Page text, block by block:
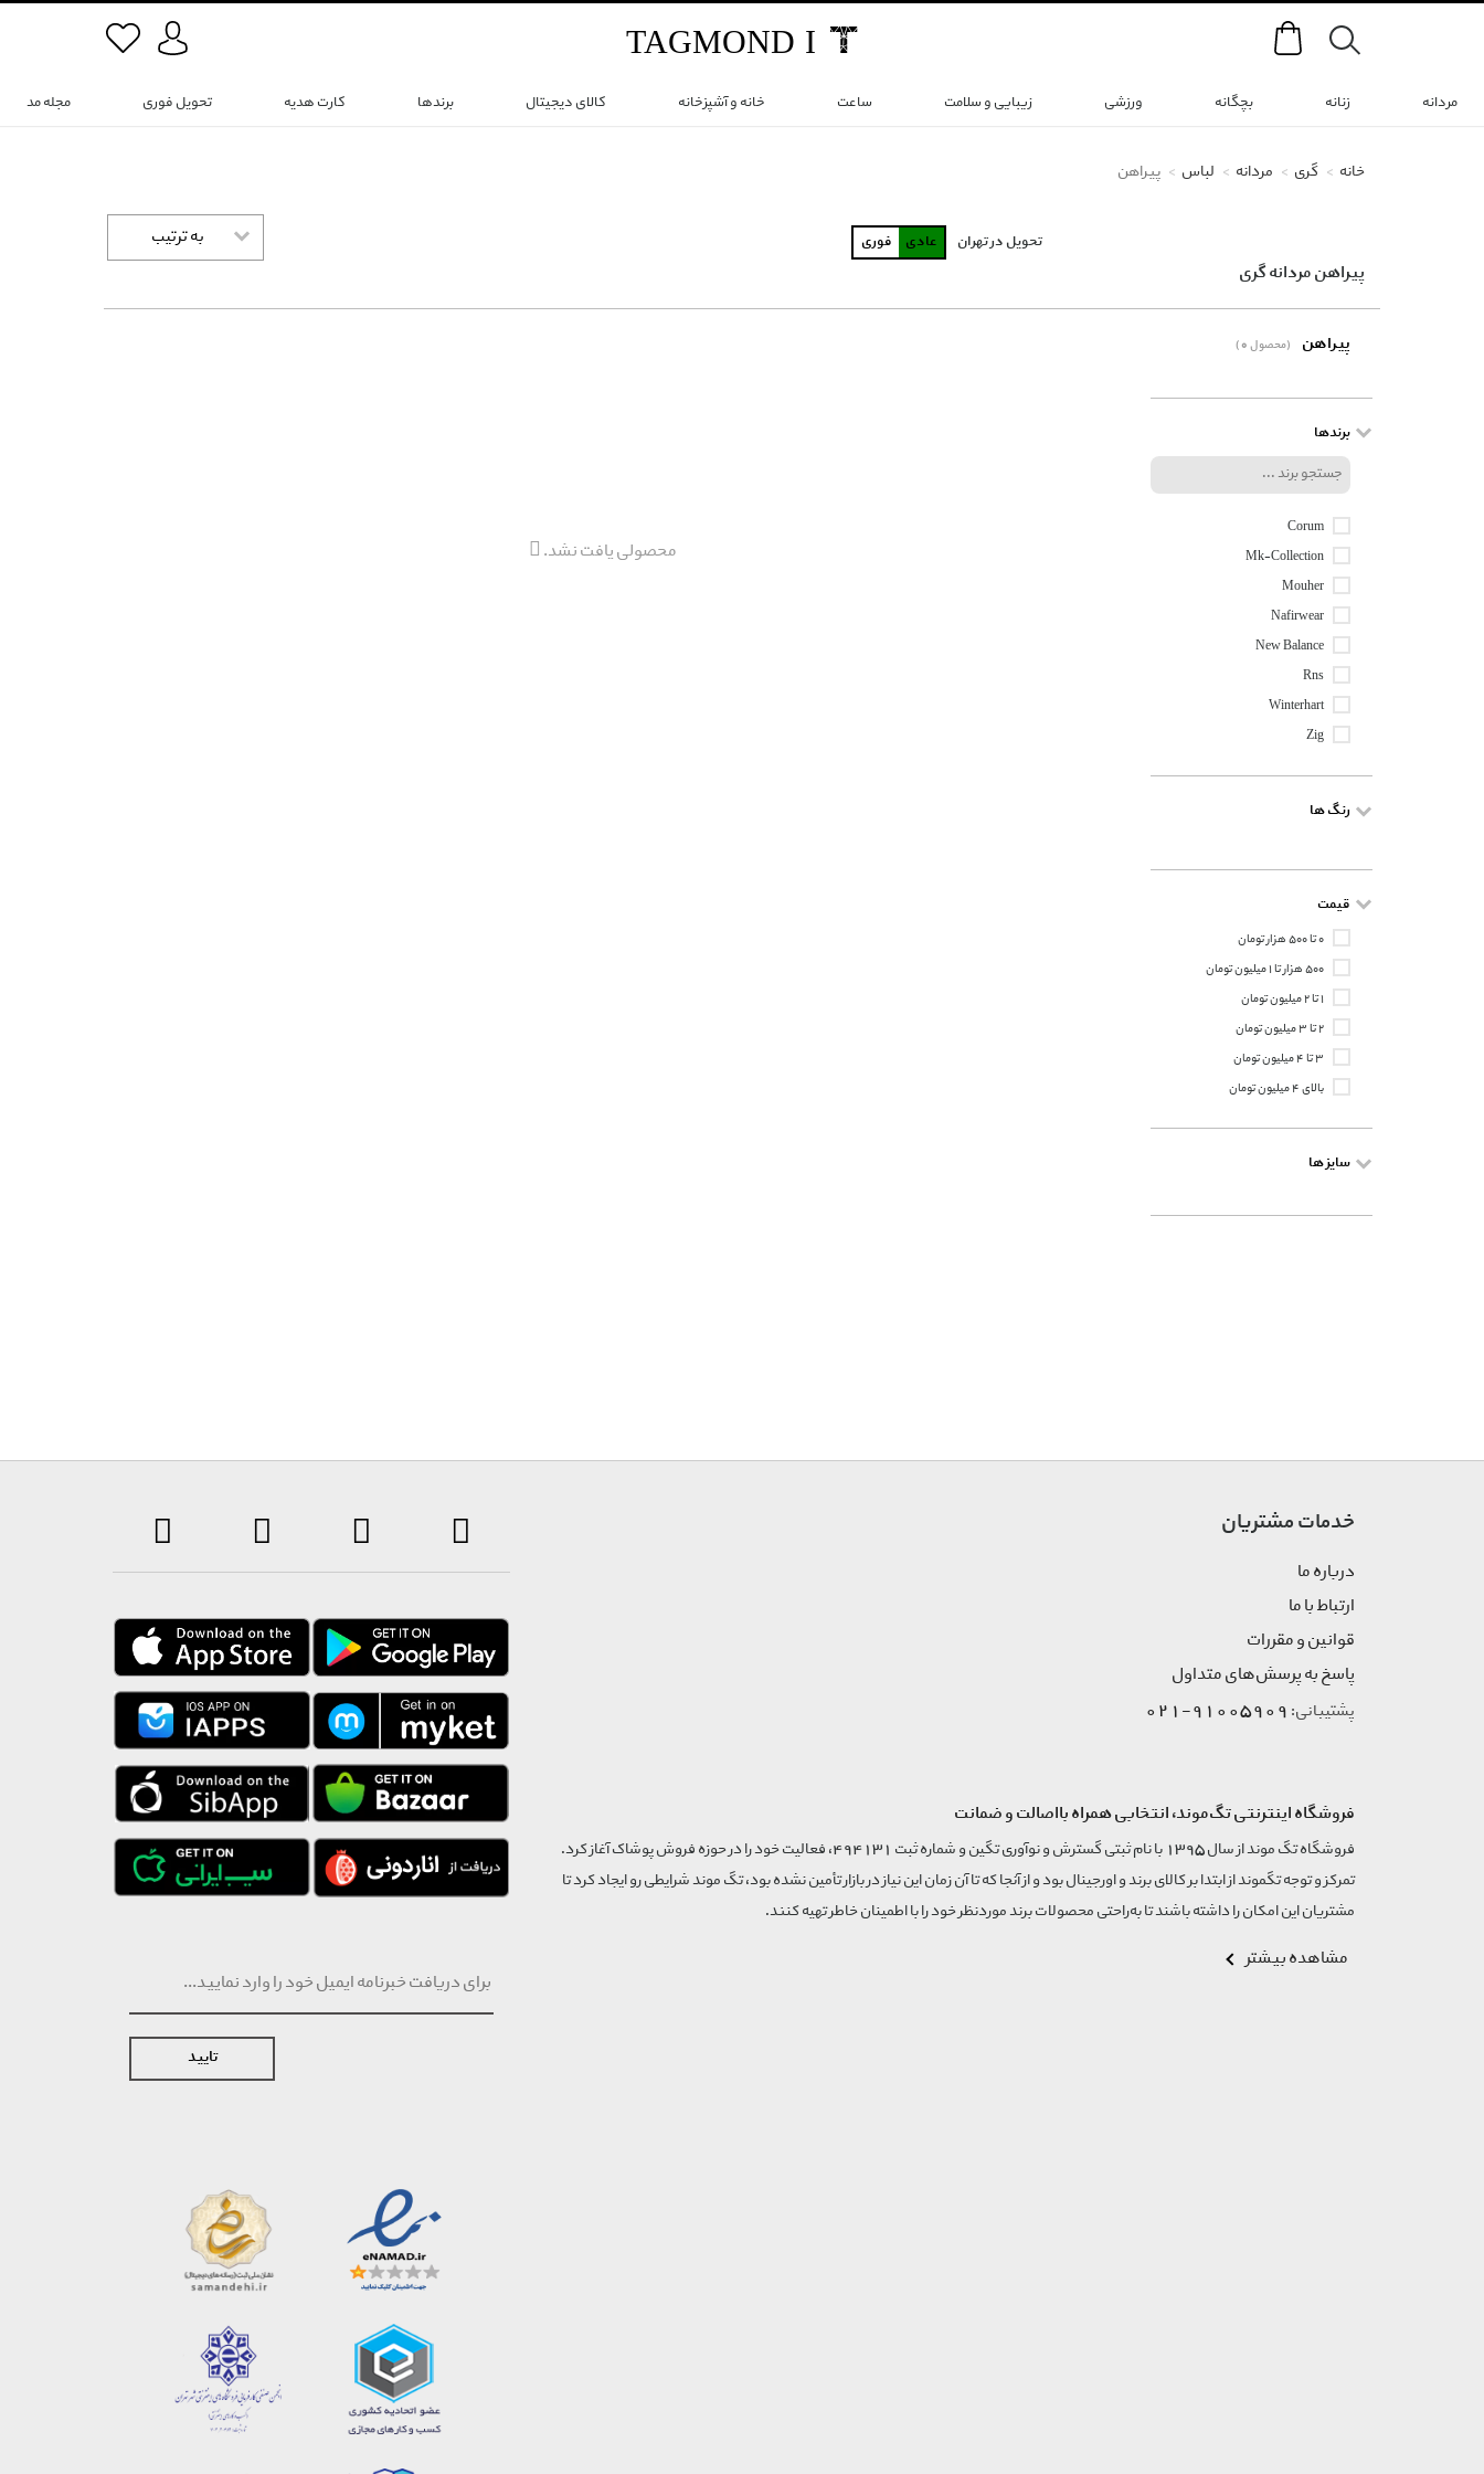
Search
TAGMOND I
مردانه زنانه بچگانه ورزشی زیبایی و سلامت ساعت خانه و آشپزخانه کالای دیجیتال برندها کارت هدیه تحویل فوری مجله مد
تحویل در تهران عادی فوری به ترتیب
خانه گری مردانه لباس پیراهن
پیراهن مردانه گری
محصولی یافت نشد.
(0 محصول) پیراهن
برندها
Corum
Mk-Collection
Mouher
Nafirwear
New Balance
Rns
Winterhart
Zig
رنگ ها
قیمت
۰ تا ۵۰۰ هزار تومان
۵۰۰ هزار تا ۱ میلیون تومان
۱ تا ۲ میلیون تومان
۲ تا ۳ میلیون تومان
۳ تا ۴ میلیون تومان
بالای ۴ میلیون تومان
سایز ها
تایید
خدمات مشتریان
درباره ما
ارتباط با ما
قوانین و مقررات
پاسخ به پرسش‌های متداول
پشتیبانی: 91005909-021
فروشگاه اینترنتی تگ‌موند، انتخابی همراه بااصالت و ضمانت
فروشگاه تگ موند از سال 1395 با نام ثبتی گسترش و نوآوری تگین و شماره ثبت 494131، فعالیت خود را در حوزه فروش پوشاک آغاز کرد.
تمرکز و توجه تگموند از ابتدا بر کالای برند و اورجینال بود و از آنجا که تا آن زمان این نیاز در بازار تأمین نشده بود، تگ موند شرایطی رو ایجاد کرد تا
مشتریان این امکان را داشته باشند تا به‌راحتی محصولات برند مورد‌نظر خود را با اطمینان خاطر تهیه کنند.
مشاهده بیشتر